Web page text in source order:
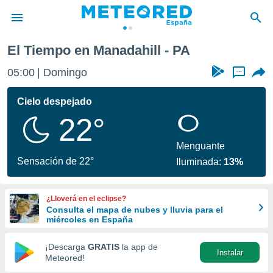
de
por
se
calidad.
a este
las
y
forma
digital
basada
El Tiempo en Manadahill - PA
05:00 Domingo ...
Cielo despejado
22°
Sensación de 22°
Menguante
Iluminada: 13%
¿Lloverá en el eclipse?
Consulta el mapa de nubes y lluvia para el
miércoles en España
¡Descarga GRATIS la app de
Meteored!
Instalar